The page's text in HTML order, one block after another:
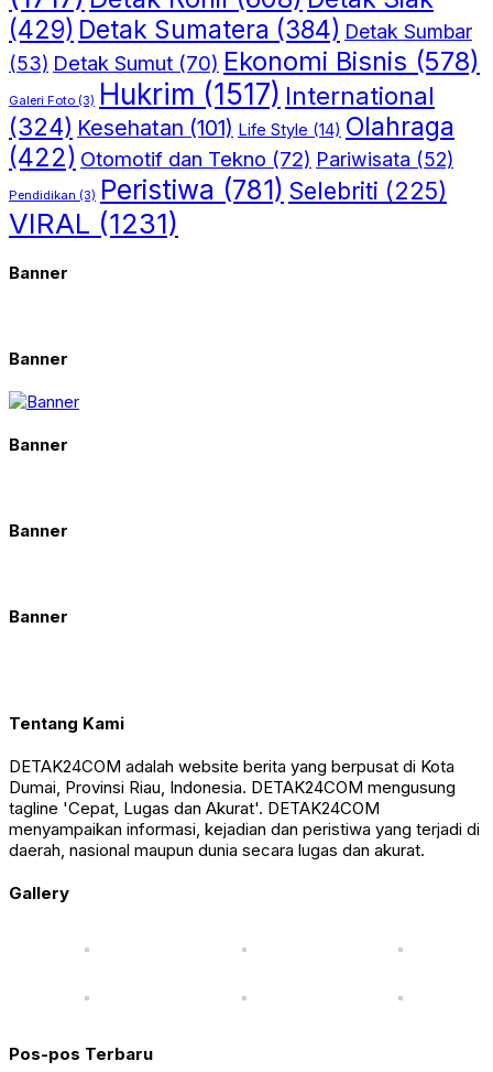
(429) Detak Sumatera (384) Detak Sumbar
(53) Detak Sumut (70) Ekonomi Bisnis (578)
Galeri Foto (3) Hukrim (1517) International
(324) Kesehatan (101) Life Style (14) Olahraga
(422) Otomotif dan Tekno (72) Pariwisata (52)
Pendidikan (3) Peristiwa (781) Selebriti (225)
VIRAL (1231)
Banner
Banner
Banner
Banner
Banner
Tentang Kami
DETAK24COM adalah website berita yang berpusat di Kota
Dumai, Provinsi Riau, Indonesia. DETAK24COM mengusung
tagline 'Cepat, Lugas dan Akurat'. DETAK24COM
menyampaikan informasi, kejadian dan peristiwa yang terjadi di
daerah, nasional maupun dunia secara lugas dan akurat.
Gallery
Pos-pos Terbaru